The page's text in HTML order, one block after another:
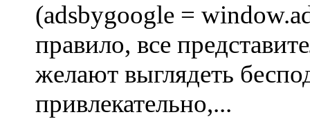
(adsbygoogle =
правило, все
желают выглядеть
привлекательно,...